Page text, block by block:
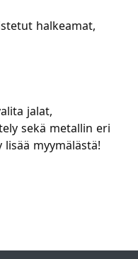
halkeamat,
jalat,
sekä metallin eri
myymälästä!